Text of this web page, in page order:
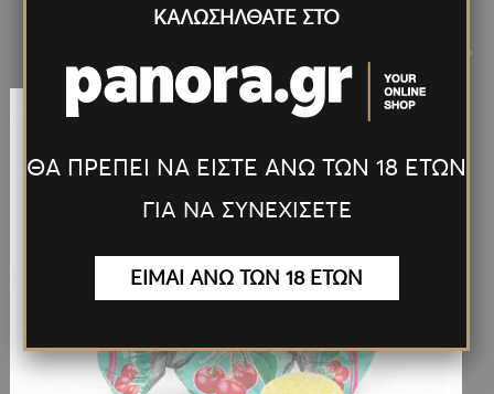
ΝέαΠροϊόντα >
ΚΑΛΩΣΗΛΘΑΤΕ ΣΤΟ
ΘΑ ΠΡΕΠΕΙ ΝΑ ΕΙΣΤΕ ΑΝΩ ΤΩΝ 18 ΕΤΩΝ
ΓΙΑ ΝΑ ΣΥΝΕΧΙΣΕΤΕ
ΕΙΜΑΙ ΑΝΩ ΤΩΝ 18 ΕΤΩΝ